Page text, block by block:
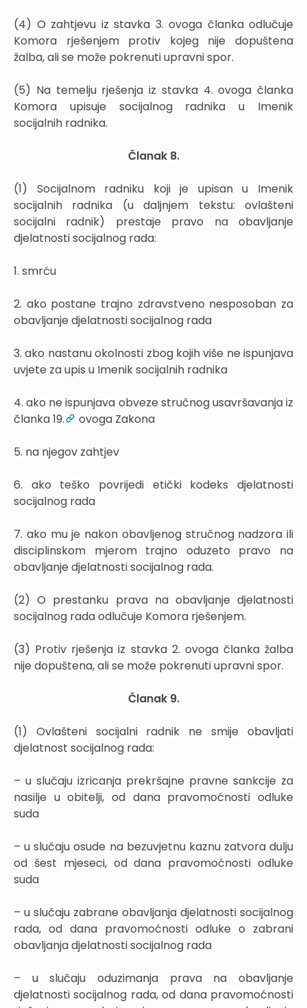
(4) O zahtjevu iz stavka 3. ovoga članka odlučuje
Komora rješenjem protiv kojeg nije dopuštena
žalba, ali se može pokrenuti upravni spor.
(5) Na temelju rješenja iz stavka 4. ovoga članka
Komora upisuje socijalnog radnika u Imenik
socijalnih radnika.
Članak 8.
(1) Socijalnom radniku koji je upisan u Imenik
socijalnih radnika (u daljnjem tekstu: ovlašteni
socijalni radnik) prestaje pravo na obavljanje
djelatnosti socijalnog rada:
1. smrću
2. ako postane trajno zdravstveno nesposoban za
obavljanje djelatnosti socijalnog rada
3. ako nastanu okolnosti zbog kojih više ne ispunjava
uvjete za upis u Imenik socijalnih radnika
4. ako ne ispunjava obveze stručnog usavršavanja iz
članka 19.
ovoga Zakona
5. na njegov zahtjev
6. ako teško povrijedi etički kodeks djelatnosti
socijalnog rada
7. ako mu je nakon obavljenog stručnog nadzora ili
disciplinskom mjerom trajno oduzeto pravo na
obavljanje djelatnosti socijalnog rada.
(2) O prestanku prava na obavljanje djelatnosti
socijalnog rada odlučuje Komora rješenjem.
(3) Protiv rješenja iz stavka 2. ovoga članka žalba
nije dopuštena, ali se može pokrenuti upravni spor.
Članak 9.
(1) Ovlašteni socijalni radnik ne smije obavljati
djelatnost socijalnog rada:
– u slučaju izricanja prekršajne pravne sankcije za
nasilje u obitelji, od dana pravomoćnosti odluke
suda
– u slučaju osude na bezuvjetnu kaznu zatvora dulju
od šest mjeseci, od dana pravomoćnosti odluke
suda
– u slučaju zabrane obavljanja djelatnosti socijalnog
rada, od dana pravomoćnosti odluke o zabrani
obavljanja djelatnosti socijalnog rada
– u slučaju oduzimanja prava na obavljanje
djelatnosti socijalnog rada, od dana pravomoćnosti